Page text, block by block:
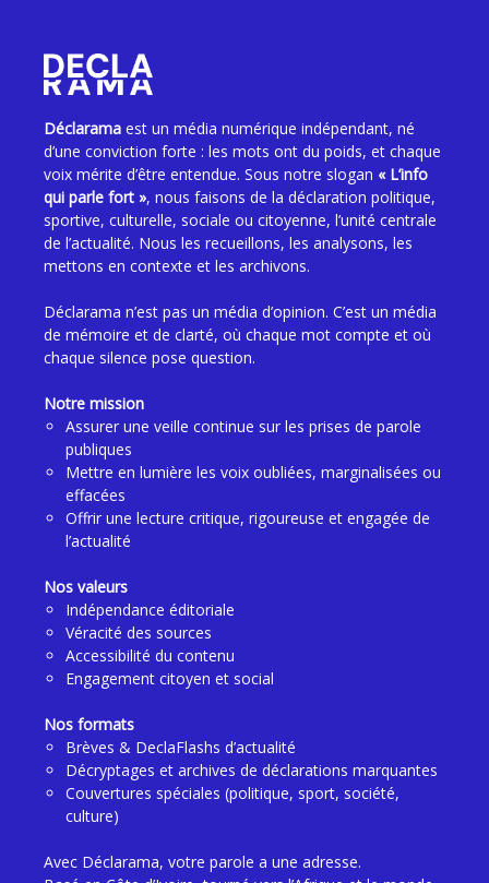
Déclarama est un média numérique indépendant, né
d’une conviction forte : les mots ont du poids, et chaque
voix mérite d’être entendue. Sous notre slogan « L’info
qui parle fort », nous faisons de la déclaration politique,
sportive, culturelle, sociale ou citoyenne, l’unité centrale
de l’actualité. Nous les recueillons, les analysons, les
mettons en contexte et les archivons.
Déclarama n’est pas un média d’opinion. C’est un média
de mémoire et de clarté, où chaque mot compte et où
chaque silence pose question.
Notre mission
Assurer une veille continue sur les prises de parole
publiques
Mettre en lumière les voix oubliées, marginalisées ou
effacées
Offrir une lecture critique, rigoureuse et engagée de
l’actualité
Nos valeurs
Indépendance éditoriale
Véracité des sources
Accessibilité du contenu
Engagement citoyen et social
Nos formats
Brèves & DeclaFlashs d’actualité
Décryptages et archives de déclarations marquantes
Couvertures spéciales (politique, sport, société,
culture)
Avec Déclarama, votre parole a une adresse.